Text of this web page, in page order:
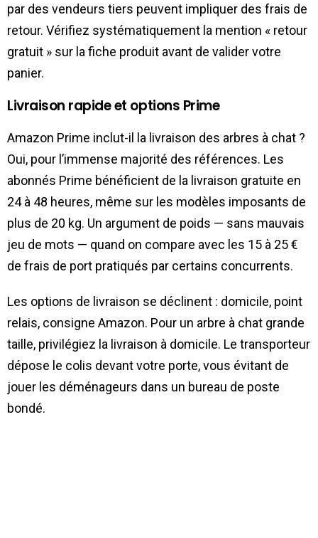
par des vendeurs tiers peuvent impliquer des frais de
retour. Vérifiez systématiquement la mention « retour
gratuit » sur la fiche produit avant de valider votre
panier.
Livraison rapide et options Prime
Amazon Prime inclut-il la livraison des arbres à chat ?
Oui, pour l’immense majorité des références. Les
abonnés Prime bénéficient de la livraison gratuite en
24 à 48 heures, même sur les modèles imposants de
plus de 20 kg. Un argument de poids — sans mauvais
jeu de mots — quand on compare avec les 15 à 25 €
de frais de port pratiqués par certains concurrents.
Les options de livraison se déclinent : domicile, point
relais, consigne Amazon. Pour un arbre à chat grande
taille, privilégiez la livraison à domicile. Le transporteur
dépose le colis devant votre porte, vous évitant de
jouer les déménageurs dans un bureau de poste
bondé.